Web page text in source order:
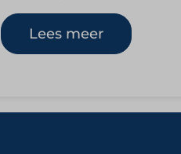
grootste eten-bestelsites.
start in 2000 is het platform
uitgegroeid…
Lees meer